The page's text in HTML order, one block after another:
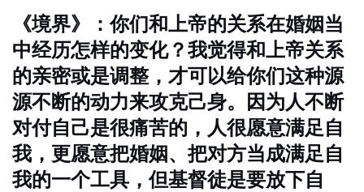
《境界》：你们和上帝的关系在婚姻当
中经历怎样的变化？我觉得和上帝关系
的亲密或是调整，才可以给你们这种源
源不断的动力来攻克己身。因为人不断
对付自己是很痛苦的，人很愿意满足自
我，更愿意把婚姻、把对方当成满足自
我的一个工具，但基督徒是要放下自